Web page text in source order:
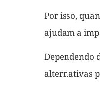
Por isso,
ajudam a
Dependendo
alternativas